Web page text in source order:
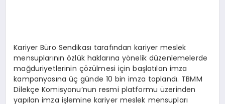
Kariyer Büro Sendikası tarafından kariyer meslek
mensuplarının özlük haklarına yönelik düzenlemelerde
mağduriyetlerinin çözülmesi için başlatılan imza
kampanyasına üç günde 10 bin imza toplandı. TBMM
Dilekçe Komisyonu’nun resmi platformu üzerinden
yapılan imza işlemine kariyer meslek mensupları